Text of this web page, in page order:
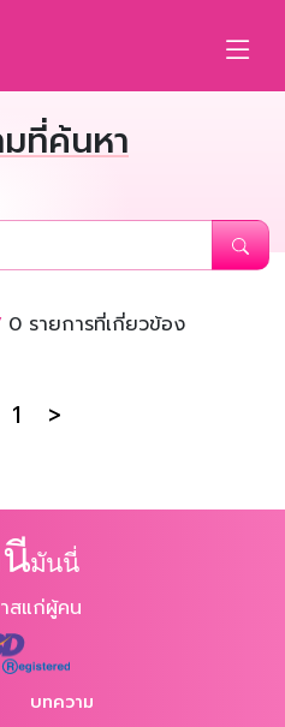
ที่ค้นหา
0 รายการที่เกี่ยวข้อง
1 >
มันนี่
สแก่ผู้คน
บทความ